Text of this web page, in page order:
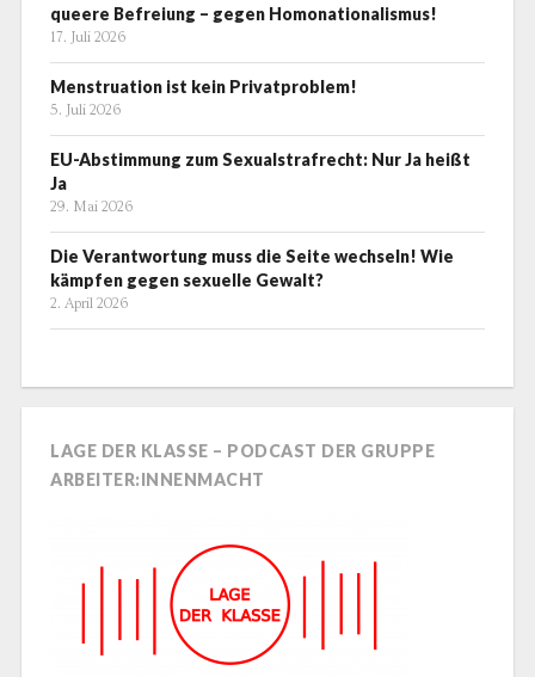
queere Befreiung – gegen Homonationalismus!
17. Juli 2026
Menstruation ist kein Privatproblem!
5. Juli 2026
EU-Abstimmung zum Sexualstrafrecht: Nur Ja heißt
Ja
29. Mai 2026
Die Verantwortung muss die Seite wechseln! Wie
kämpfen gegen sexuelle Gewalt?
2. April 2026
LAGE DER KLASSE – PODCAST DER GRUPPE
ARBEITER:INNENMACHT